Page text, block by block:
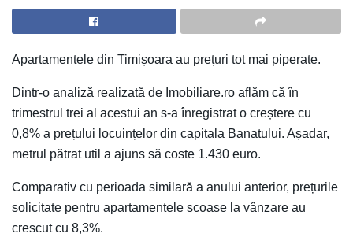
Apartamentele din Timișoara au prețuri tot mai piperate.
Dintr-o analiză realizată de Imobiliare.ro aflăm că în
trimestrul trei al acestui an s-a înregistrat o creștere cu
0,8% a prețului locuințelor din capitala Banatului. Așadar,
metrul pătrat util a ajuns să coste 1.430 euro.
Comparativ cu perioada similară a anului anterior, prețurile
solicitate pentru apartamentele scoase la vânzare au
crescut cu 8,3%.